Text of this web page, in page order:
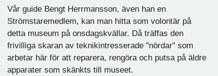
Vår guide Bengt Herrmansson, även han en
Strömstaremedlem, kan man hitta som volontär på
detta museum på onsdagskvällar. Då träffas den
frivilliga skaran av teknikintresserade "nördar" som
arbetar här för att reparera, rengöra och putsa på äldre
apparater som skänkts till museet.